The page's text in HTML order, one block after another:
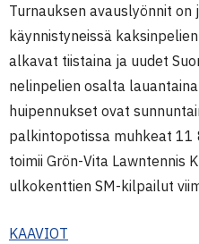
Turnauksen avauslyönnit
käynnistyneissä
alkavat tiistaina ja uudet
nelinpelien osalta
huipennukset ovat
palkintopotissa muhkeat 11
toimii Grön-Vita Lawntennis
ulkokenttien SM-kilpailut
KAAVIOT